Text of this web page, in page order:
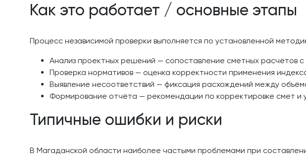
Как это работает / основные этапы
Процесс независимой проверки выполняется по установленной
Анализ проектных решений — сопоставление сметных расчётов
Проверка нормативов — оценка корректности применения
Выявление несоответствий — фиксация расхождений между
Формирование отчёта — рекомендации по корректировке смет и
Типичные ошибки и риски
В Магаданской области наиболее частыми проблемами при